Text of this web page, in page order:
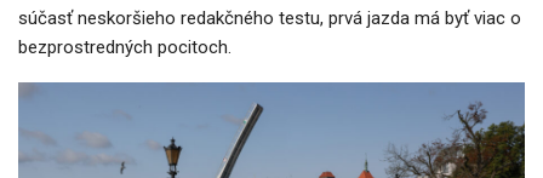
súčasť neskoršieho redakčného testu, prvá jazda má byť viac o
bezprostredných pocitoch.